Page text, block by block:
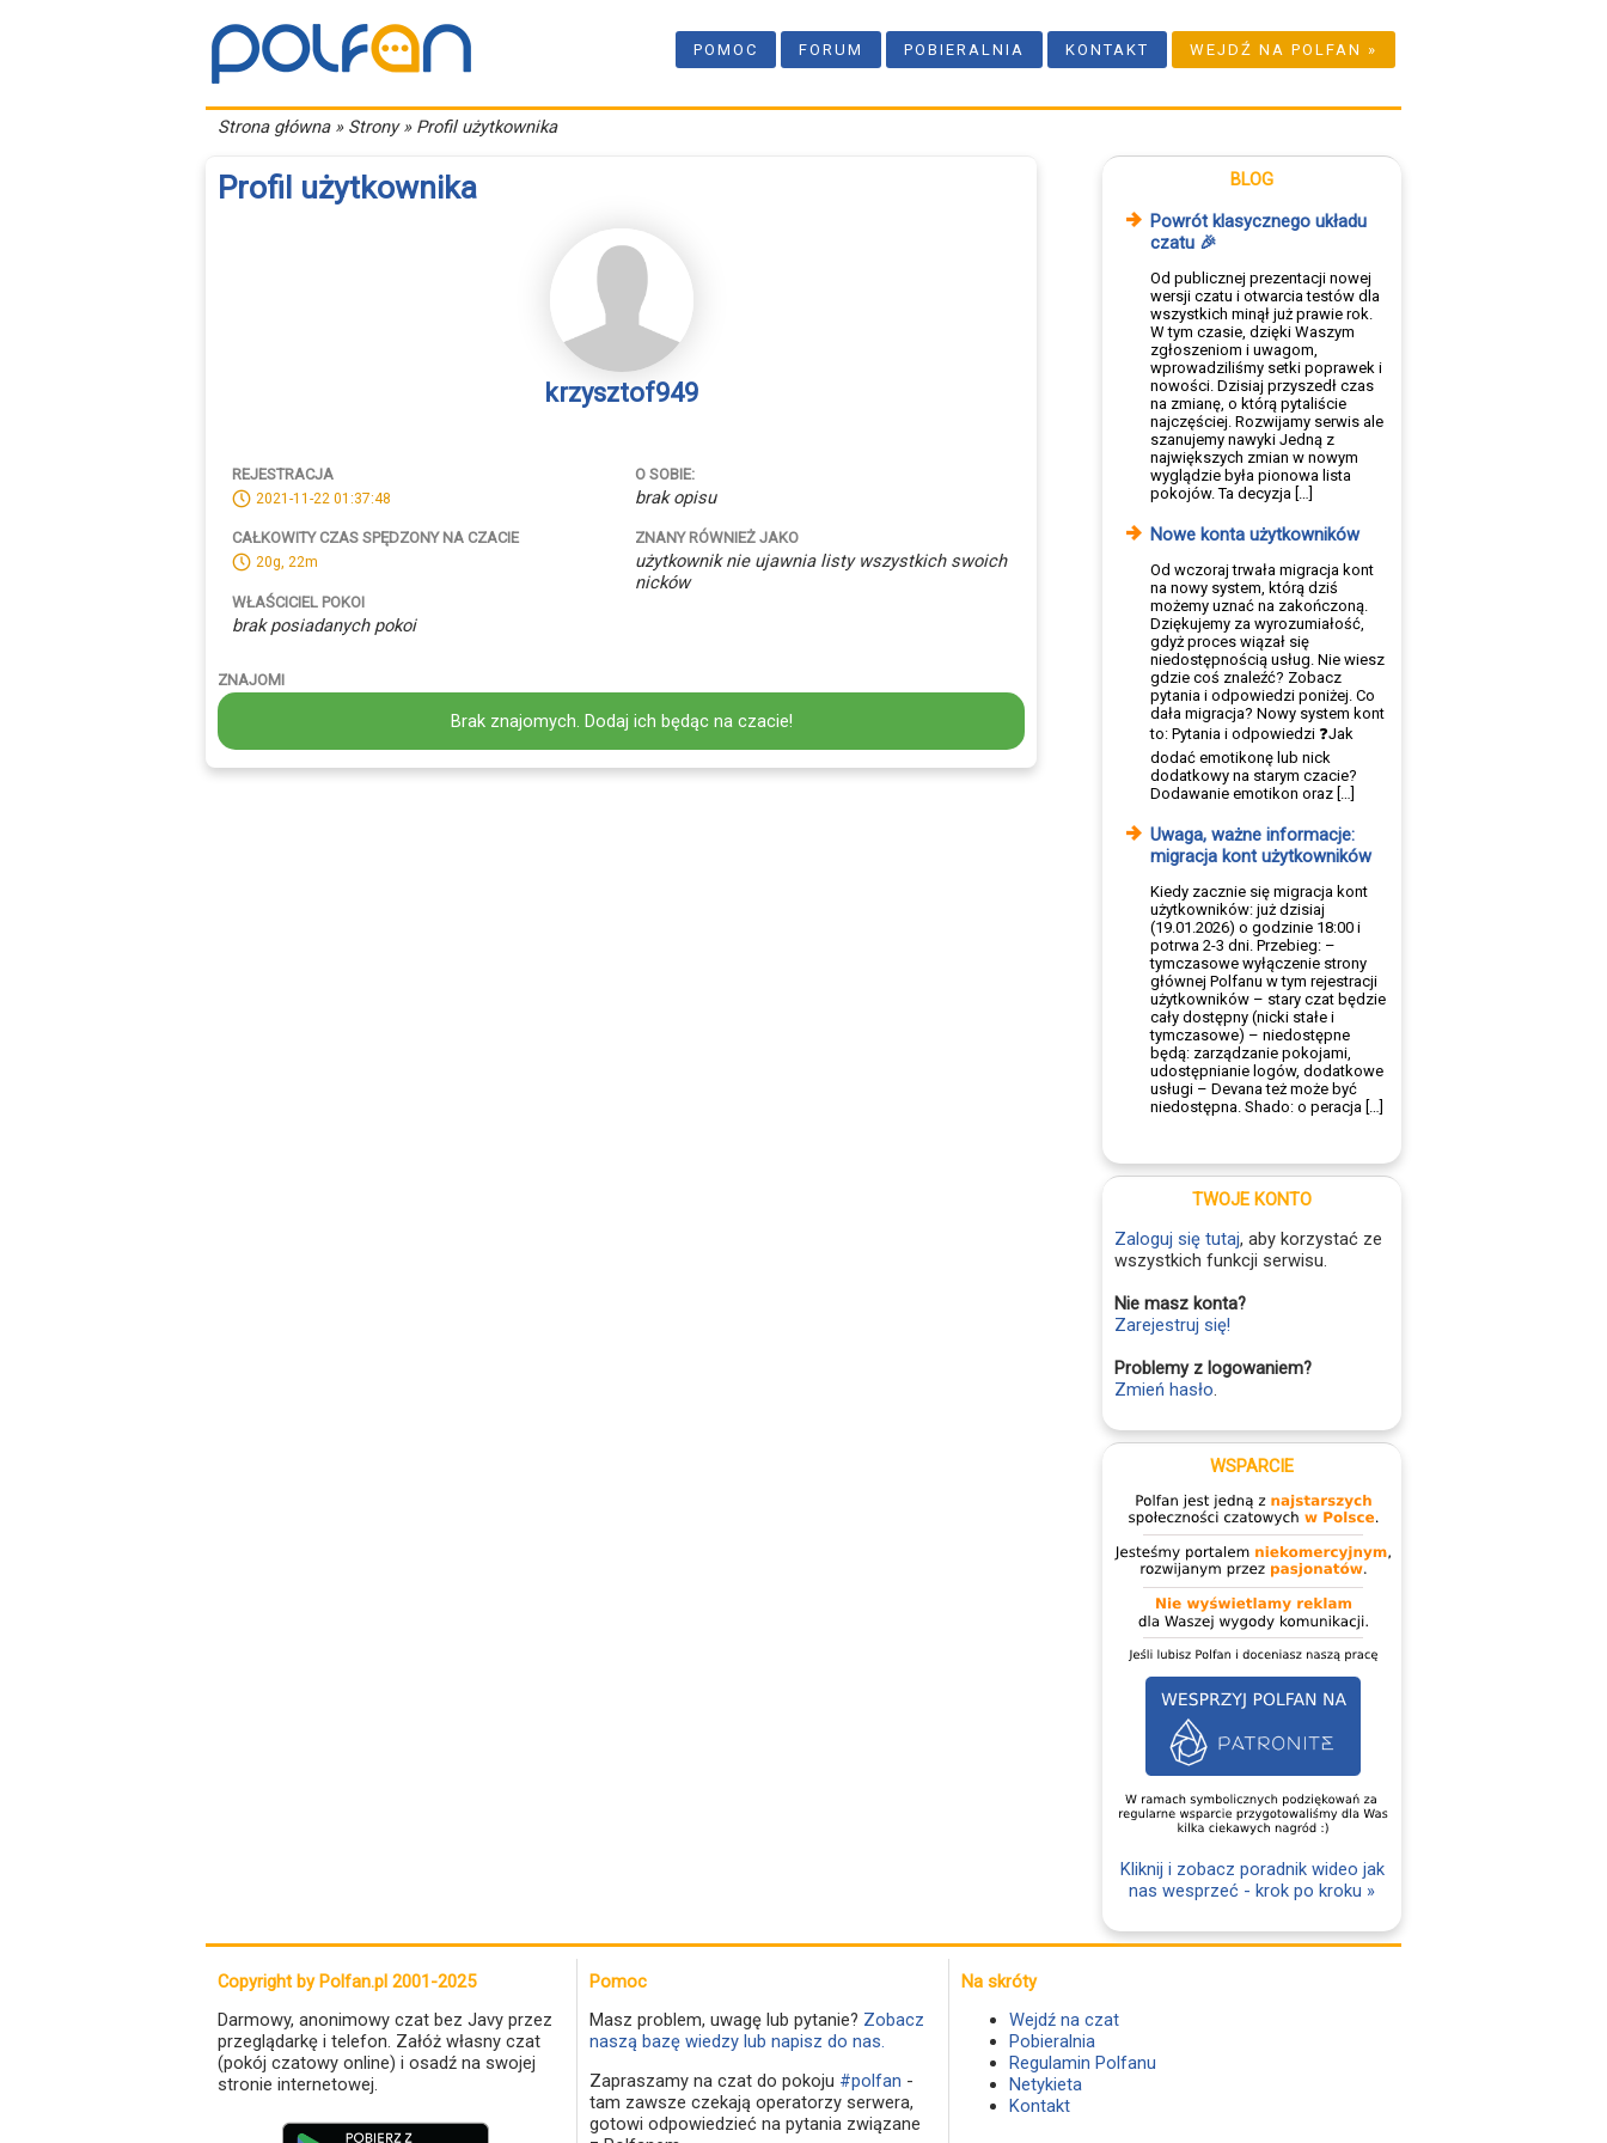
POMOC FORUM POBIERALNIA KONTAKT WEJDŹ NA POLFAN »
Strona główna» Strony » Profil użytkownika
Profil użytkownika
krzysztof949
REJESTRACJA
2021-11-22 01:37:48
CAŁKOWITY CZAS SPĘDZONY NA CZACIE
20g, 22m
WŁAŚCICIEL POKOI
brak posiadanych pokoi
O SOBIE:
brak opisu
ZNANY RÓWNIEŻ JAKO
użytkownik nie ujawnia listy wszystkich swoich
nicków
ZNAJOMI
Brak znajomych. Dodaj ich będąc na czacie!
BLOG
Powrót klasycznego układu
czatu 🎉
Od publicznej prezentacji nowej
wersji czatu i otwarcia testów dla
wszystkich minął już prawie rok.
W tym czasie, dzięki Waszym
zgłoszeniom i uwagom,
wprowadziliśmy setki poprawek i
nowości. Dzisiaj przyszedł czas
na zmianę, o którą pytaliście
najczęściej. Rozwijamy serwis ale
szanujemy nawyki Jedną z
największych zmian w nowym
wyglądzie była pionowa lista
pokojów. Ta decyzja […]
Nowe konta użytkowników
Od wczoraj trwała migracja kont
na nowy system, którą dziś
możemy uznać na zakończoną.
Dziękujemy za wyrozumiałość,
gdyż proces wiązał się
niedostępnością usług. Nie wiesz
gdzie coś znaleźć? Zobacz
pytania i odpowiedzi poniżej. Co
dała migracja? Nowy system kont
to: Pytania i odpowiedzi ❓Jak
dodać emotikonę lub nick
dodatkowy na starym czacie?
Dodawanie emotikon oraz […]
Uwaga, ważne informacje:
migracja kont użytkowników
Kiedy zacznie się migracja kont
użytkowników: już dzisiaj
(19.01.2026) o godzinie 18:00 i
potrwa 2-3 dni. Przebieg: –
tymczasowe wyłączenie strony
głównej Polfanu w tym rejestracji
użytkowników – stary czat będzie
cały dostępny (nicki stałe i
tymczasowe) – niedostępne
będą: zarządzanie pokojami,
udostępnianie logów, dodatkowe
usługi – Devana też może być
niedostępna. Shado: o peracja […]
TWOJE KONTO
Zaloguj się tutaj, aby korzystać ze
wszystkich funkcji serwisu.
Nie masz konta?
Zarejestruj się!
Problemy z logowaniem?
Zmień hasło.
WSPARCIE
Kliknij i zobacz poradnik wideo jak
nas wesprzeć - krok po kroku »
Copyright by Polfan.pl 2001-2025
Darmowy, anonimowy czat bez Javy przez
przeglądarkę i telefon. Załóż własny czat
(pokój czatowy online) i osadź na swojej
stronie internetowej.
Pomoc
Masz problem, uwagę lub pytanie? Zobacz
naszą bazę wiedzy lub napisz do nas.
Zapraszamy na czat do pokoju #polfan -
tam zawsze czekają operatorzy serwera,
gotowi odpowiedzieć na pytania związane
Na skróty
Wejdź na czat
Pobieralnia
Regulamin Polfanu
Netykieta
Kontakt